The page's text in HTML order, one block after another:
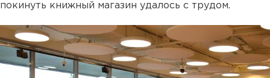
покинуть книжный магазин удалось с трудом.